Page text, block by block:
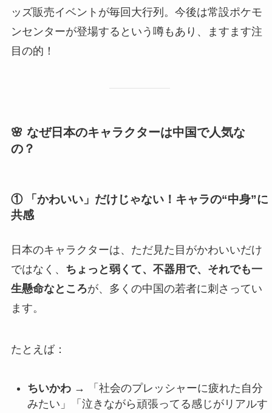
ッズ販売イベントが毎回大行列。今後は常設ポケモ
ンセンターが登場するという噂もあり、ますます注
目の的！
🌸 なぜ日本のキャラクターは中国で人気な
の？
① 「かわいい」だけじゃない！キャラの“中身”に
共感
日本のキャラクターは、ただ見た目がかわいいだけ
ではなく、 ちょっと弱くて、不器用で、それでも一
生懸命なところが、多くの中国の若者に刺さってい
ます。
たとえば：
ちいかわ→ 「社会のプレッシャーに疲れた自分
みたい」「泣きながら頑張ってる感じがリアルす